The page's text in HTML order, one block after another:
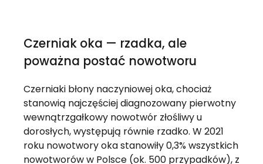
Czerniak oka — rzadka, ale
poważna postać nowotworu
Czerniaki błony naczyniowej oka, chociaż
stanowią najczęściej diagnozowany pierwotny
wewnątrzgałkowy nowotwór złośliwy u
dorosłych, występują równie rzadko. W 2021
roku nowotwory oka stanowiły 0,3% wszystkich
nowotworów w Polsce (ok. 500 przypadków), z